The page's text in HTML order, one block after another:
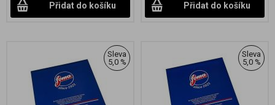
Přidat do košíku Přidat do košíku
Sleva
5,0 %
Sleva
5,0 %